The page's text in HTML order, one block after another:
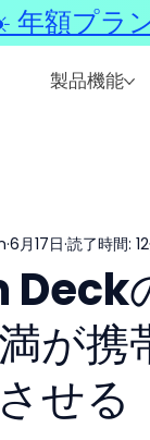
製品機能
が携
せる
6月17日 読了時間:
額プラ